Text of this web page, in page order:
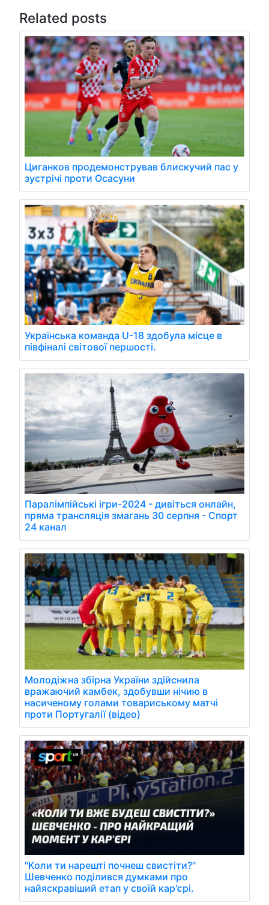
Related posts
Циганков продемонстрував блискучий пас у
зустрічі проти Осасуни
Українська команда U-18 здобула місце в
півфіналі світової першості.
Паралімпійські ігри-2024 - дивіться онлайн,
пряма трансляція змагань 30 серпня - Спорт
24 канал
Молодіжна збірна України здійснила
вражаючий камбек, здобувши нічию в
насиченому голами товариському матчі
проти Португалії (відео)
"Коли ти нарешті почнеш свистіти?"
Шевченко поділився думками про
найяскравіший етап у своїй кар'єрі.